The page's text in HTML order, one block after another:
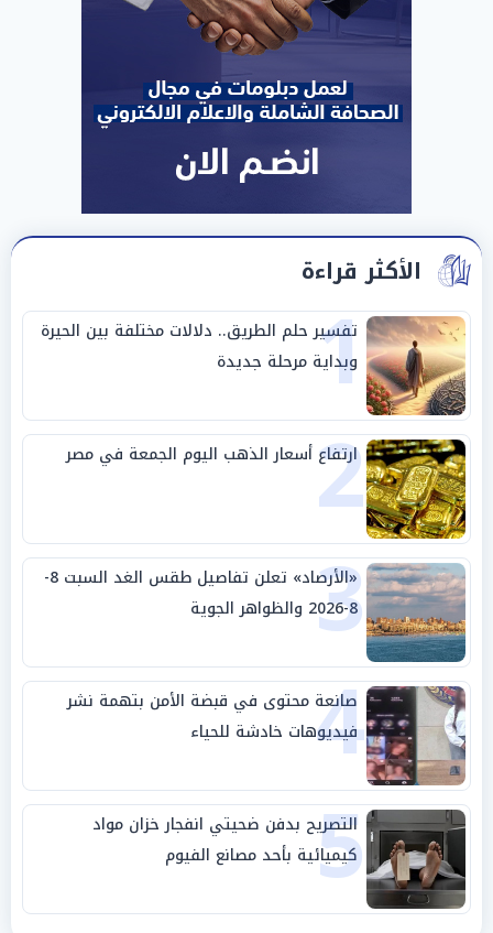
الأكثر قراءة
1
تفسير حلم الطريق.. دلالات مختلفة بين الحيرة
وبداية مرحلة جديدة
2
ارتفاع أسعار الذهب اليوم الجمعة في مصر
3
«الأرصاد» تعلن تفاصيل طقس الغد السبت 8-
8-2026 والظواهر الجوية
4
صانعة محتوى في قبضة الأمن بتهمة نشر
فيديوهات خادشة للحياء
5
التصريح بدفن ضحيتي انفجار خزان مواد
كيميائية بأحد مصانع الفيوم